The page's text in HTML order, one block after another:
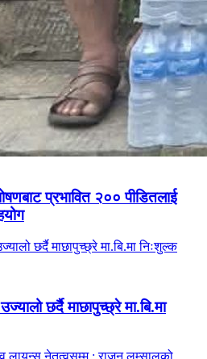
प्रभावित २०० पीडितलाई
छर्दै माछापुच्छ्रे मा.बि.मा